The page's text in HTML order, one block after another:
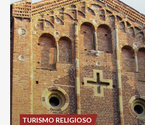
TURISMO RELIGIOSO